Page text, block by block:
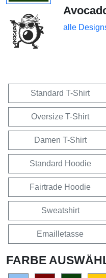
alle
Standard T-Shirt
Oversize T-Shirt
Damen T-Shirt
Standard Hoodie
Fairtrade Hoodie
Sweatshirt
Emailletasse
FARBE